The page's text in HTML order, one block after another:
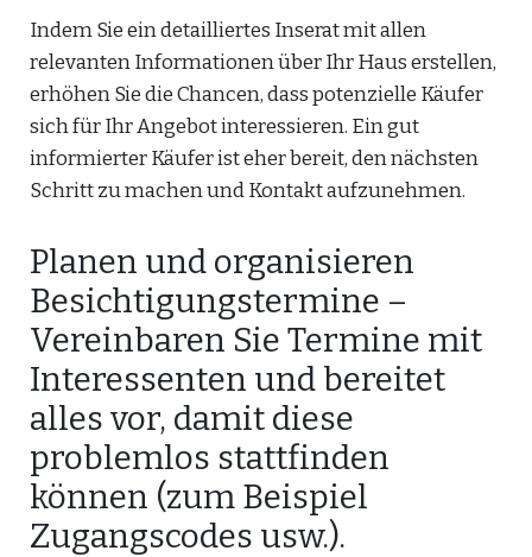
Indem Sie ein detailliertes Inserat mit allen
relevanten Informationen über Ihr Haus erstellen,
erhöhen Sie die Chancen, dass potenzielle Käufer
sich für Ihr Angebot interessieren. Ein gut
informierter Käufer ist eher bereit, den nächsten
Schritt zu machen und Kontakt aufzunehmen.
Planen und organisieren
Besichtigungstermine –
Vereinbaren Sie Termine mit
Interessenten und bereitet
alles vor, damit diese
problemlos stattfinden
können (zum Beispiel
Zugangscodes usw.).